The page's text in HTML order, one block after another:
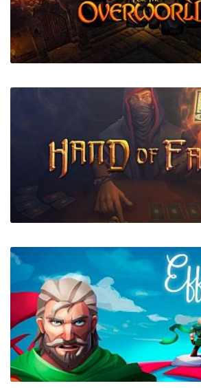
Blood will be Spilled
War for the Overworld
Hand of Fate